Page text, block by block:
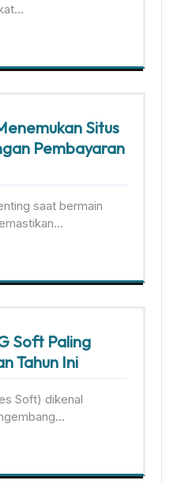
Situs
Pembayaran
saat bermain
Soft Paling
Tahun Ini
Soft) dikenal